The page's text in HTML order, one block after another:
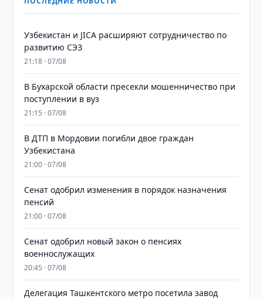
Узбекистан и JICA расширяют сотрудничество по
развитию СЭЗ
21:18 · 07/08
В Бухарской области пресекли мошенничество при
поступлении в вуз
21:15 · 07/08
В ДТП в Мордовии погибли двое граждан
Узбекистана
21:00 · 07/08
Сенат одобрил изменения в порядок назначения
пенсий
21:00 · 07/08
Сенат одобрил новый закон о пенсиях
военнослужащих
20:45 · 07/08
Делегация Ташкентского метро посетила завод